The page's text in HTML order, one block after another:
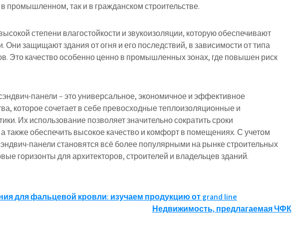
промышленном, так и в гражданском строительстве.
степени влагостойкости и звукоизоляции, которую обеспечивают
Они защищают здания от огня и его последствий, в зависимости от типа
Это качество особенно ценно в промышленных зонах, где повышен риск
панели – это универсальное, экономичное и эффективное
которое сочетает в себе превосходные теплоизоляционные и
Их использование позволяет значительно сократить сроки
а также обеспечить высокое качество и комфорт в помещениях. С учетом
панели становятся всё более популярными на рынке строительных
горизонты для архитекторов, строителей и владельцев зданий.
для фальцевой кровли: изучаем продукцию от grand line
Недвижимость, предлагаемая ЧФК